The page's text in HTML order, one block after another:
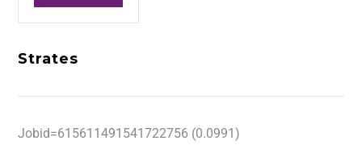
Strates
Jobid=615611491541722756 (0.0991)